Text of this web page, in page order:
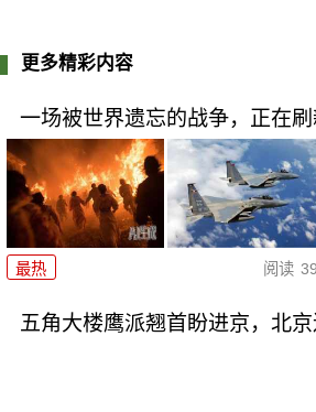
更多精彩内容
一场被世界遗忘的战争，正在
最热 阅读
五角大楼鹰派翘首盼进京，北